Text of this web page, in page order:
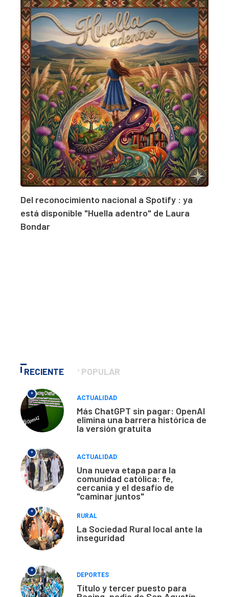
Del reconocimiento nacional a Spotify : ya
está disponible "Huella adentro" de Laura
Bondar
RECIENTE POPULAR
*
ACTUALIDAD
Más ChatGPT sin pagar: OpenAI
elimina una barrera histórica de
la versión gratuita
*
ACTUALIDAD
Una nueva etapa para la
comunidad católica: fe,
cercanía y el desafío de
"caminar juntos"
*
RURAL
La Sociedad Rural local ante la
inseguridad
*
DEPORTES
Título y tercer puesto para